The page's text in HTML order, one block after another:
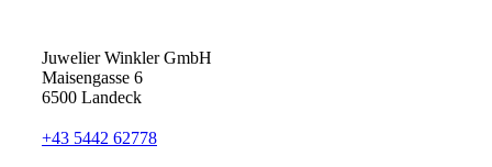
Juwelier Winkler GmbH
Maisengasse 6
6500 Landeck
+43 5442 62778